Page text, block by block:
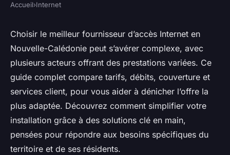
Meilleur fournisseur d'accès
internet en nouvelle-
calédonie : notre guide
complet
Maxime•26 août 2025• 5 min de lecture
Accueil›Internet
Choisir le meilleur fournisseur d’accès Internet en
Nouvelle-Calédonie peut s’avérer complexe, avec
plusieurs acteurs offrant des prestations variées. Ce
guide complet compare tarifs, débits, couverture et
services client, pour vous aider à dénicher l’offre la
plus adaptée. Découvrez comment simplifier votre
installation grâce à des solutions clé en main,
pensées pour répondre aux besoins spécifiques du
territoire et de ses résidents.